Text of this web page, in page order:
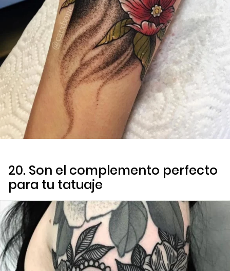
20. Son el complemento perfecto
para tu tatuaje